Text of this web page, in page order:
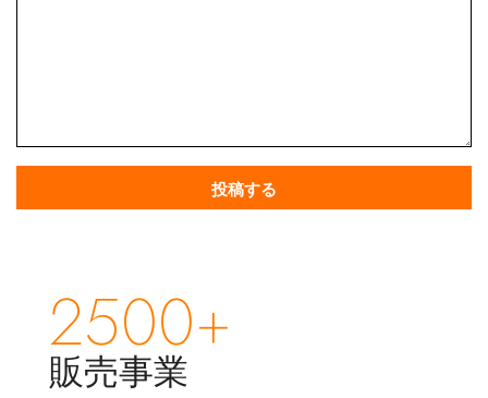
2500+
販売事業